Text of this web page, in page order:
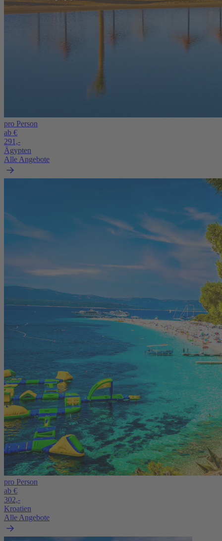
pro Person
ab €
291,-
Ägypten
Alle Angebote
pro Person
ab €
302,-
Kroatien
Alle Angebote